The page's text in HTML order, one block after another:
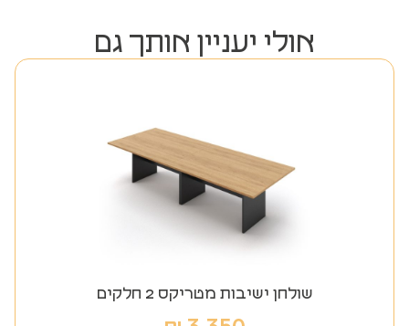
אולי יעניין אותך גם
שולחן ישיבות מטריקס 2 חלקים